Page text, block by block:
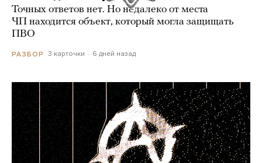
Точных ответов нет. Но недалеко от места
ЧП находится объект, который могла защищать
ПВО
РАЗБОР 3 карточки 6 дней назад